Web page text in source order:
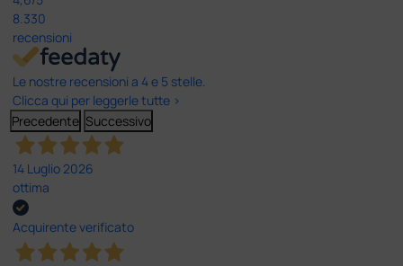
8.330
recensioni
Le nostre recensioni a 4 e 5 stelle.
Clicca qui per leggerle tutte >
Precedente Successivo
14 Luglio 2026
ottima
Acquirente verificato